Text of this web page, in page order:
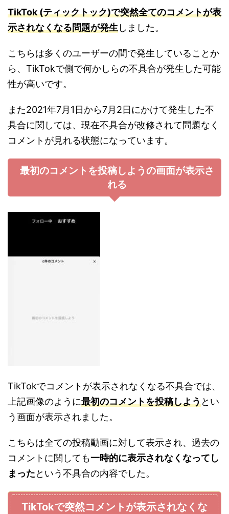
TikTok (ティックトック)で突然全てのコメントが表
示されなくなる問題が発生しました。
こちらは多くのユーザーの間で発生していることか
ら、TikTokで側で何かしらの不具合が発生した可能
性が高いです。
また2021年7月1日から7月2日にかけて発生した不
具合に関しては、現在不具合が改修されて問題なく
コメントが見れる状態になっています。
最初のコメントを投稿しようの画面が表示さ
れる
TikTokでコメントが表示されなくなる不具合では、
上記画像のように最初のコメントを投稿しようとい
う画面が表示されました。
こちらは全ての投稿動画に対して表示され、過去の
コメントに関しても一時的に表示されなくなってし
まったという不具合の内容でした。
TikTokで突然コメントが表示されなくな